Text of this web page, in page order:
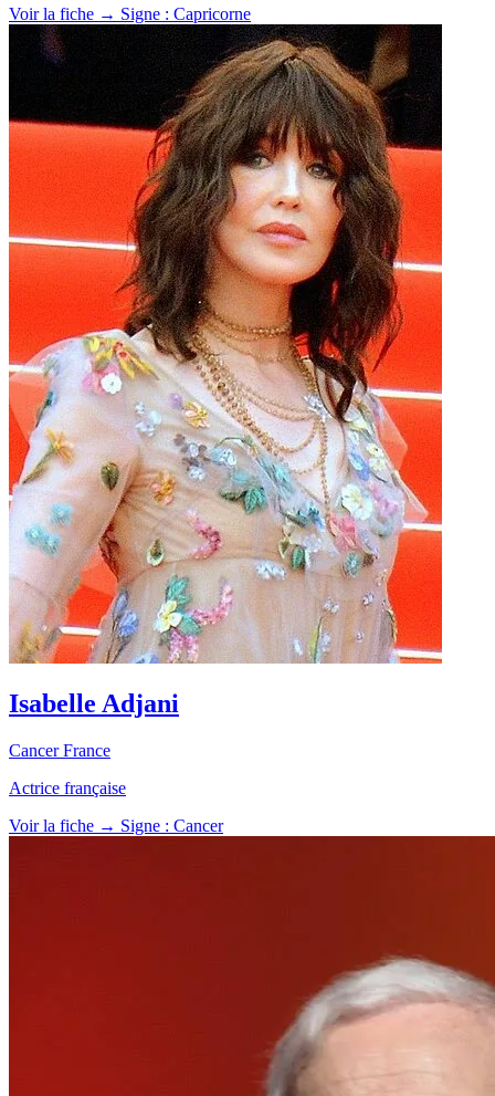
Voir la fiche → Signe : Capricorne
Isabelle Adjani
Cancer France
Actrice française
Voir la fiche → Signe : Cancer